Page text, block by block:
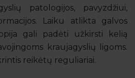
patologijos, pavyzdžiui,
Laiku atlikta galvos
gali padėti užkirsti kelią
kraujagyslių ligoms.
reikėtų reguliariai.